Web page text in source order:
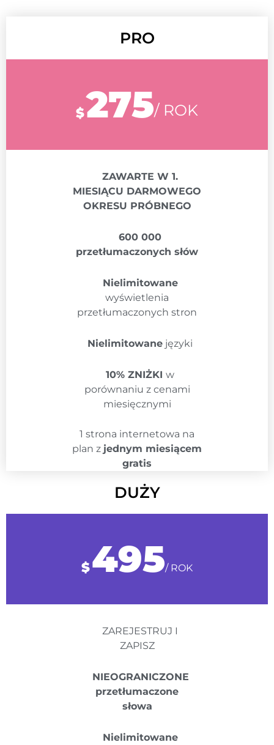
PRO
$275/ ROK
ZAWARTE W 1.
MIESIĄCU DARMOWEGO
OKRESU PRÓBNEGO
600 000
przetłumaczonych słów
Nielimitowane
wyświetlenia
przetłumaczonych stron
Nielimitowane języki
10% ZNIŻKI w
porównaniu z cenami
miesięcznymi
1 strona internetowa na
plan z jednym miesiącem
gratis
DUŻY
$495/ ROK
ZAREJESTRUJ I
ZAPISZ
NIEOGRANICZONE
przetłumaczone
słowa
Nielimitowane